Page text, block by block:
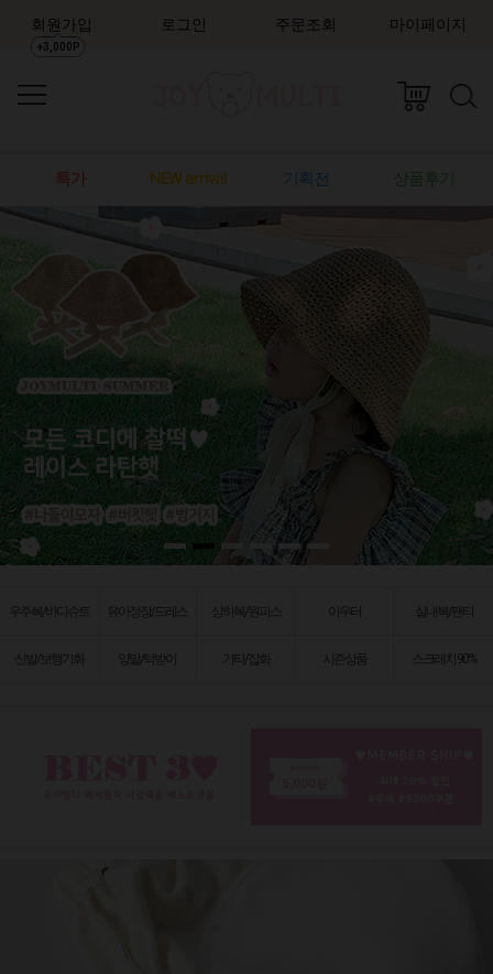
회원가입
+3,000P
로그인 주문조회 마이페이지
특가 NEW arrival 기획전 상품후기
우주복/바디슈트 유아정장/드레스 상하복/원피스 아우터 실내복/팬티
신발/보행기화 양말/턱받이 기타/잡화 시즌상품 스크래치 90%